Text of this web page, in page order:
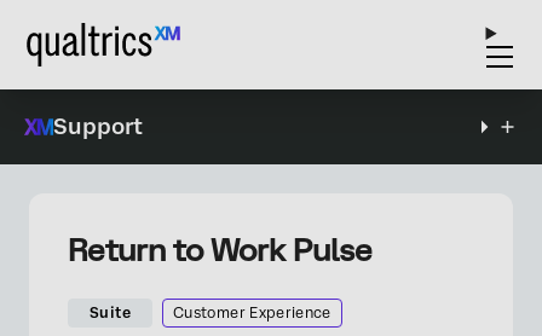
Support
Return to Work Pulse
Suite Customer Experience